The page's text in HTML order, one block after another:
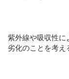
紫外線や吸収性に
劣化のことを考え